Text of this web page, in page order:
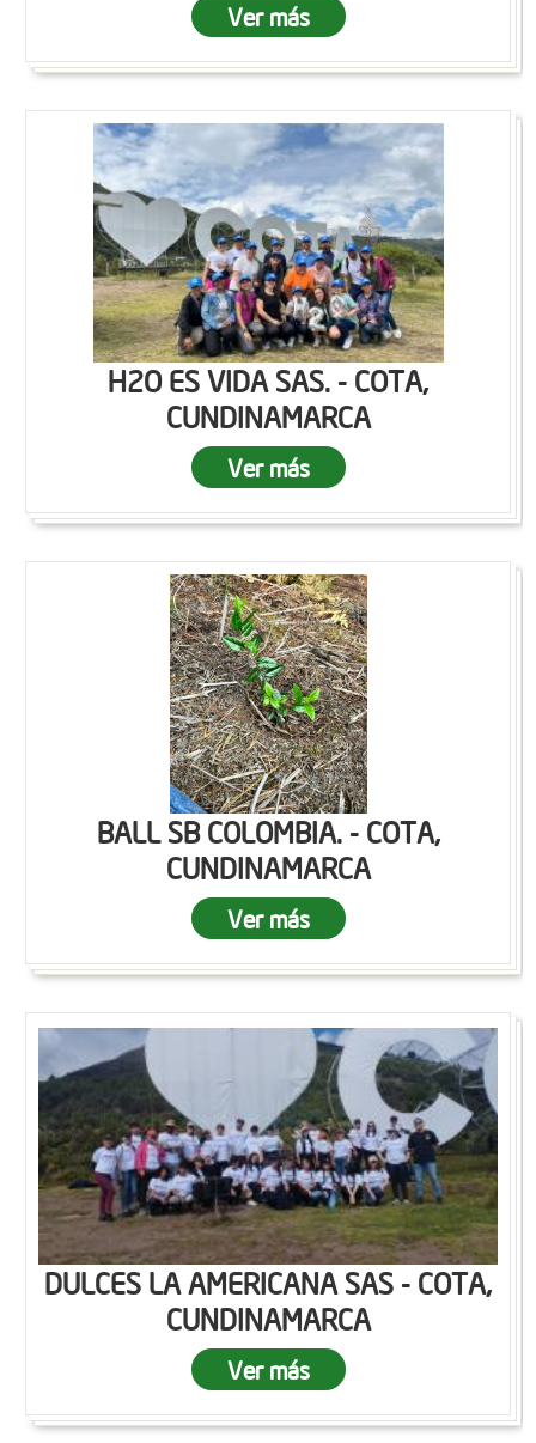
Ver más
H2O ES VIDA SAS. - COTA,
CUNDINAMARCA
Ver más
BALL SB COLOMBIA. - COTA,
CUNDINAMARCA
Ver más
DULCES LA AMERICANA SAS - COTA,
CUNDINAMARCA
Ver más